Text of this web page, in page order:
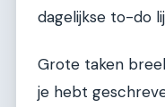
dagelijkse to-do
Grote taken
je hebt